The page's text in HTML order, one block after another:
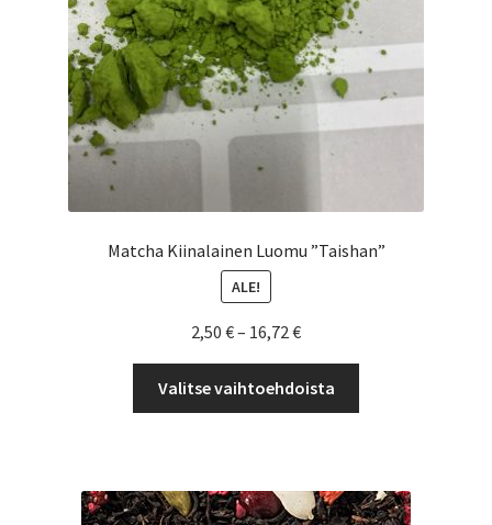
Matcha Kiinalainen Luomu ”Taishan”
ALE!
2,50 €– 16,72 €Hintaluokka:
-
16,72 €
Valitse vaihtoehdoista
Voit